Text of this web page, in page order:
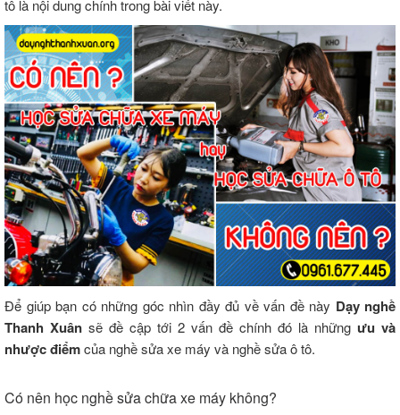
tô là nội dung chính trong bài viết này.
Để giúp bạn có những góc nhìn đầy đủ về vấn đề này Dạy nghề
Thanh Xuân sẽ đề cập tới 2 vấn đề chính đó là những ưu và
nhược điểmcủa nghề sửa xe máy và nghề sửa ô tô.
Có nên học nghề sửa chữa xe máy không?